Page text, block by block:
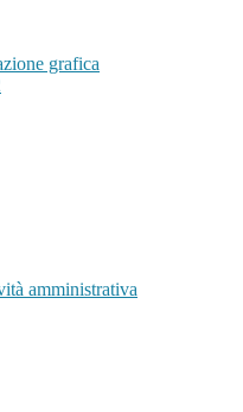
grafica
amministrativa